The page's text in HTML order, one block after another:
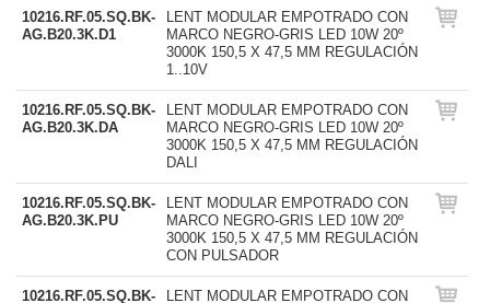
10216.RF.05.SQ.BK-
AG.B20.3K.D1
LENT MODULAR EMPOTRADO CON
MARCO NEGRO-GRIS LED 10W 20º
3000K 150,5 X 47,5 MM REGULACIÓN
1..10V
10216.RF.05.SQ.BK-
AG.B20.3K.DA
LENT MODULAR EMPOTRADO CON
MARCO NEGRO-GRIS LED 10W 20º
3000K 150,5 X 47,5 MM REGULACIÓN
DALI
10216.RF.05.SQ.BK-
AG.B20.3K.PU
LENT MODULAR EMPOTRADO CON
MARCO NEGRO-GRIS LED 10W 20º
3000K 150,5 X 47,5 MM REGULACIÓN
CON PULSADOR
10216.RF.05.SQ.BK-
LENT MODULAR EMPOTRADO CON